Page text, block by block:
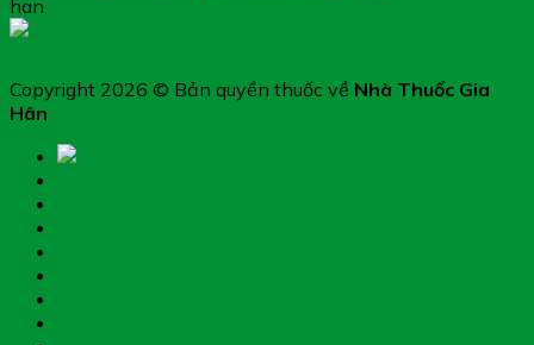
Copyright 2026 © Bản quyền thuốc về Nhà Thuốc Gia
Hân